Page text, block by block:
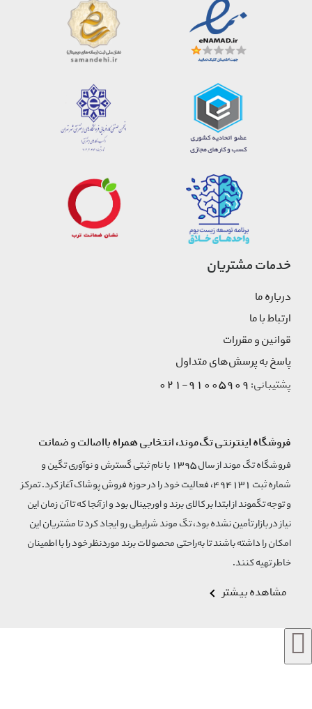
خدمات مشتریان
درباره ما
ارتباط با ما
قوانین و مقررات
پاسخ به پرسش‌های متداول
پشتیبانی:91005909-021
فروشگاه اینترنتی تگ‌موند، انتخابی همراه بااصالت و ضمانت
فروشگاه تگ موند از سال 1395 با نام ثبتی گسترش و نوآوری تگین و
شماره ثبت 494131، فعالیت خود را در حوزه فروش پوشاک آغاز کرد. تمرکز
و توجه تگموند از ابتدا بر کالای برند و اورجینال بود و از آنجا که تا آن زمان این
نیاز در بازار تأمین نشده بود، تگ موند شرایطی رو ایجاد کرد تا مشتریان این
امکان را داشته باشند تا به‌راحتی محصولات برند مورد‌نظر خود را با اطمینان
خاطر تهیه کنند.
مشاهده بیشتر